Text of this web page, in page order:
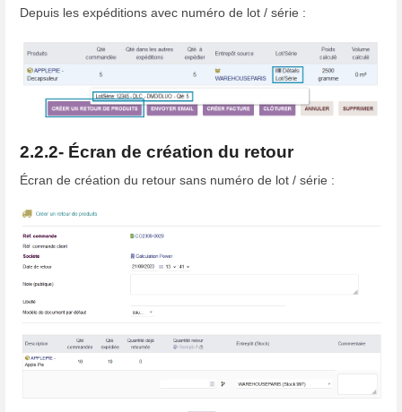
Depuis les expéditions avec numéro de lot / série :
2.2.2- Écran de création du retour
Écran de création du retour sans numéro de lot / série :